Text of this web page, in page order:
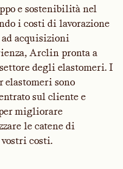
e sostenibilità nel
i costi di lavorazione
acquisizioni
Arclin pronta a
degli elastomeri. I
elastomeri sono
sul cliente e
migliorare
le catene di
costi.